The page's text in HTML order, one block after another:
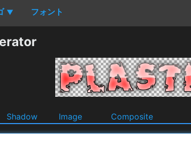
▼ フォント
Shadow Image Composite